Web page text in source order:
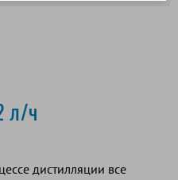
л/ч
дистилляции все